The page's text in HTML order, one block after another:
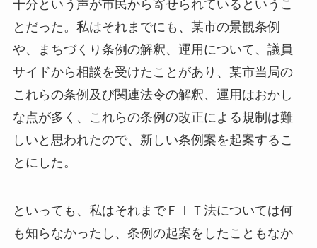
十分という声が市民から寄せられているというこ
とだった。私はそれまでにも、某市の景観条例
や、まちづくり条例の解釈、運用について、議員
サイドから相談を受けたことがあり、某市当局の
これらの条例及び関連法令の解釈、運用はおかし
な点が多く、これらの条例の改正による規制は難
しいと思われたので、新しい条例案を起案するこ
とにした。
といっても、私はそれまでＦＩＴ法については何
も知らなかったし、条例の起案をしたこともなか